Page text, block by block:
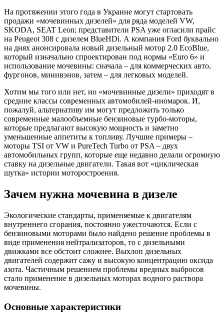
На протяжении этого года в Украине могут стартовать
продажи «мочевинных дизелей» для ряда моделей VW,
SKODA, SEAT Leon; представители PSA уже огласили прайс
на Peugeot 308 с дизелем BlueHDi. А компания Ford буквально
на днях анонсировала новый дизельный мотор 2.0 EcoBlue,
который изначально спроектирован под нормы «Euro 6» и
использование мочевины: сначала – для коммерческих авто,
фургонов, минивэнов, затем – для легковых моделей.
Хотим мы того или нет, но «мочевинные дизели» приходят в
средние классы современных автомобилей-иномарок. И,
пожалуй, альтернативу им могут предложить только
современные малообъемные бензиновые турбо-моторы,
которые предлагают высокую мощность и заметно
уменьшенные аппетиты к топливу. Лучшие примеры –
моторы TSI от VW и PureTech Turbo от PSA – двух
автомобильных групп, которые еще недавно делали огромную
ставку на дизельные двигатели. Такая вот «циклическая
шутка» истории моторостроения.
Зачем нужна мочевина в дизеле
Экологические стандарты, применяемые к двигателям
внутреннего сгорания, постоянно ужесточаются. Если с
бензиновыми моторами было найдено решение проблемы в
виде применения нейтрализаторов, то с дизельными
движками все обстоит сложнее. Выхлоп дизельных
двигателей содержит сажу и высокую концентрацию оксида
азота. Частичным решением проблемы вредных выбросов
стало применение в дизельных моторах водного раствора
мочевины.
Основные характеристики